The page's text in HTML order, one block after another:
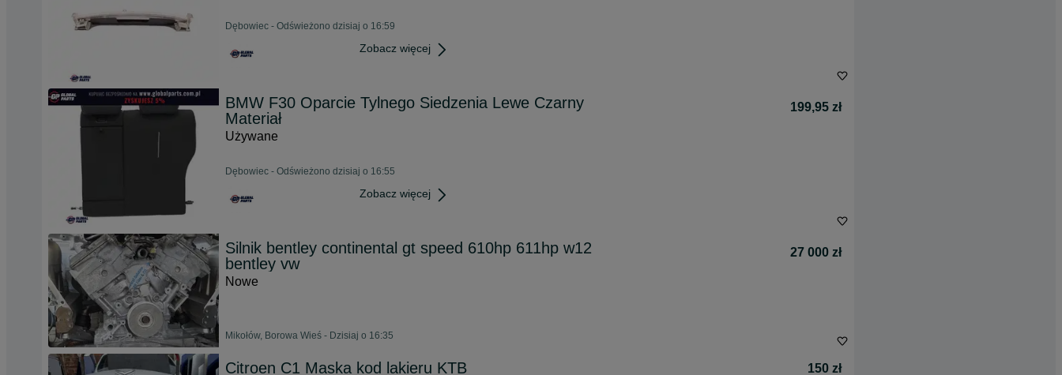
Dębowiec - Odświeżono dzisiaj o 16:59
Zobacz więcej
BMW F30 Oparcie Tylnego Siedzenia Lewe Czarny
Materiał
199,95 zł
Używane
Dębowiec - Odświeżono dzisiaj o 16:55
Zobacz więcej
Silnik bentley continental gt speed 610hp 611hp w12
bentley vw
27 000 zł
Nowe
Mikołów, Borowa Wieś - Dzisiaj o 16:35
Citroen C1 Maska kod lakieru KTB 150 zł